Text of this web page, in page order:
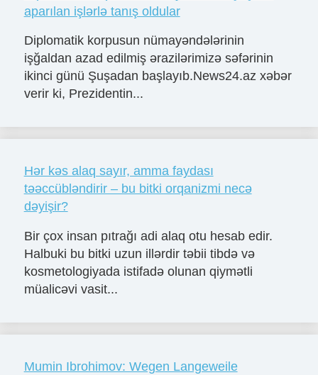
aparılan işlərlə tanış oldular
Diplomatik korpusun nümayəndələrinin
işğaldan azad edilmiş ərazilərimizə səfərinin
ikinci günü Şuşadan başlayıb.News24.az xəbər
verir ki, Prezidentin...
Hər kəs alaq sayır, amma faydası
təəccübləndirir – bu bitki orqanizmi necə
dəyişir?
Bir çox insan pıtrağı adi alaq otu hesab edir.
Halbuki bu bitki uzun illərdir təbii tibdə və
kosmetologiyada istifadə olunan qiymətli
müalicəvi vasit...
Mumin Ibrohimov: Wegen Langeweile